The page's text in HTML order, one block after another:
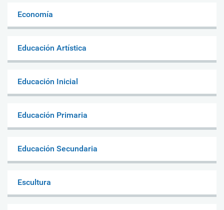
Economía
Educación Artística
Educación Inicial
Educación Primaria
Educación Secundaria
Escultura